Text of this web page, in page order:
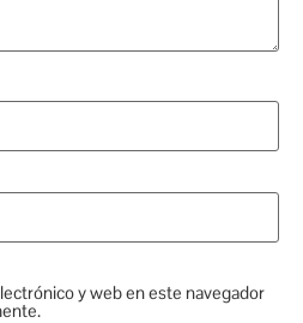
y web en este navegador